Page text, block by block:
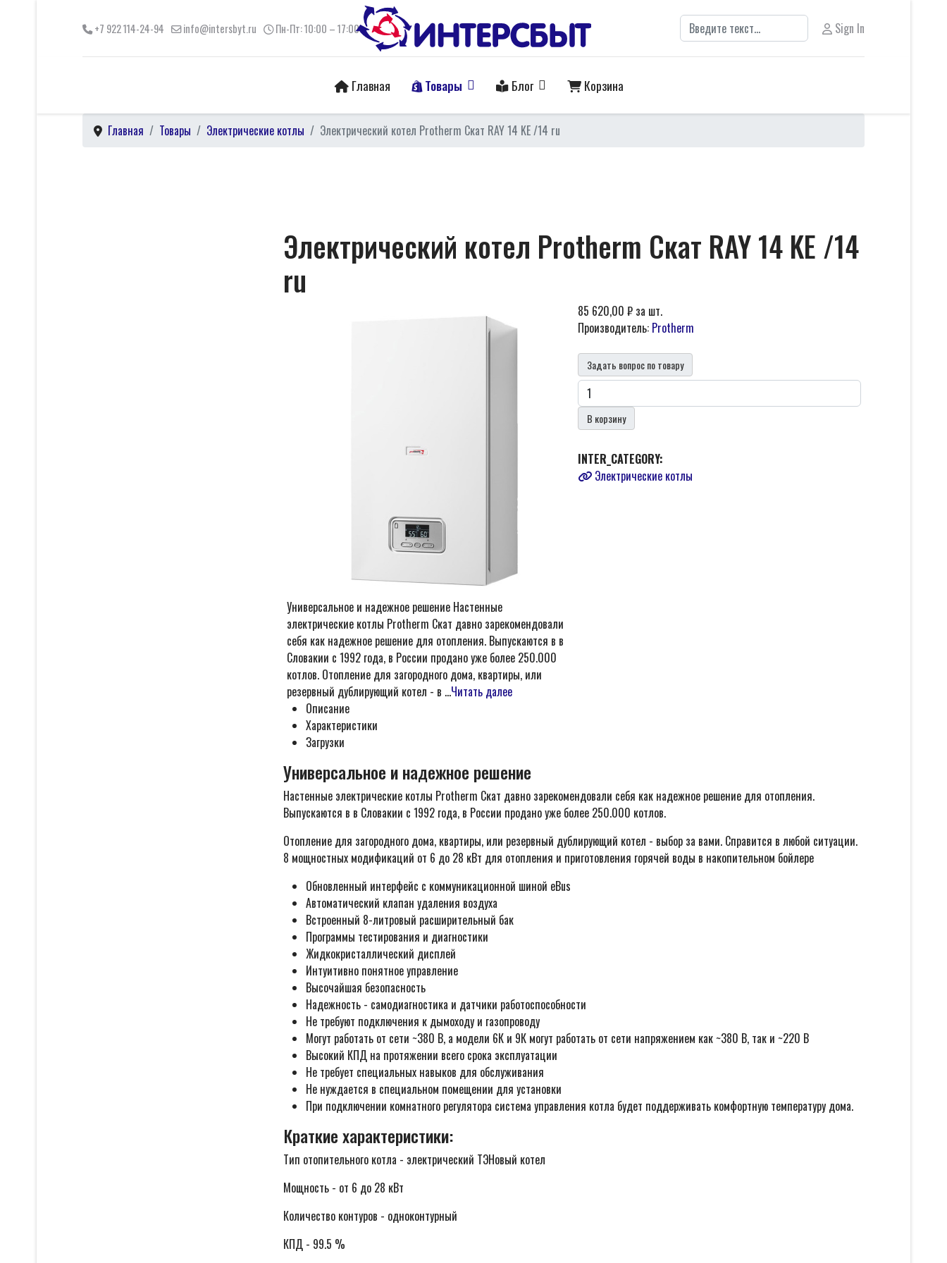
+7 922 114-24-94 info@intersbyt.ru Пн-Пт: 10:00 – 17:00 Поиск Sign In
Главная Товары Блог Корзина
Главная Товары Электрические котлы Электрический котел Protherm Скат RAY 14 KE /14 ru
Электрический котел Protherm Скат RAY 14 KE /14
ru
Универсальное и надежное решение Настенные
электрические котлы Protherm Скат давно зарекомендовали
себя как надежное решение для отопления. Выпускаются в в
Словакии с 1992 года, в России продано уже более 250.000
котлов. Отопление для загородного дома, квартиры, или
резервный дублирующий котел - в ...Читать далее
85 620,00 ₽ за шт.
Производитель: Protherm
Задать вопрос по товару
В корзину
INTER_CATEGORY:
Электрические котлы
Описание
Характеристики
Загрузки
Универсальное и надежное решение
Настенные электрические котлы Protherm Скат давно зарекомендовали себя как надежное решение для отопления.
Выпускаются в в Словакии с 1992 года, в России продано уже более 250.000 котлов.
Отопление для загородного дома, квартиры, или резервный дублирующий котел - выбор за вами. Справится в любой ситуации.
8 мощностных модификаций от 6 до 28 кВт для отопления и приготовления горячей воды в накопительном бойлере
Обновленный интерфейс с коммуникационной шиной eBus
Автоматический клапан удаления воздуха
Встроенный 8-литровый расширительный бак
Программы тестирования и диагностики
Жидкокристаллический дисплей
Интуитивно понятное управление
Высочайшая безопасность
Надежность - самодиагностика и датчики работоспособности
Не требуют подключения к дымоходу и газопроводу
Могут работать от сети ~380 В, а модели 6К и 9К могут работать от сети напряжением как ~380 В, так и ~220 В
Высокий КПД на протяжении всего срока эксплуатации
Не требует специальных навыков для обслуживания
Не нуждается в специальном помещении для установки
При подключении комнатного регулятора система управления котла будет поддерживать комфортную температуру дома.
Краткие характеристики:
Тип отопительного котла - электрический ТЭНовый котел
Мощность - от 6 до 28 кВт
Количество контуров - одноконтурный
КПД - 99.5 %